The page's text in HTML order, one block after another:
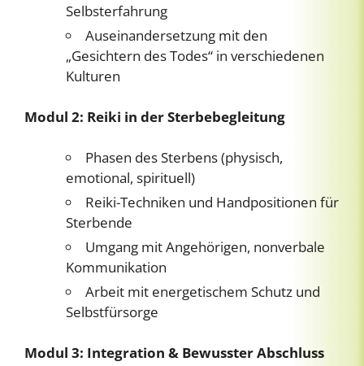
Selbsterfahrung
Auseinandersetzung mit den
„Gesichtern des Todes“ in verschiedenen
Kulturen
Modul 2: Reiki in der Sterbebegleitung
Phasen des Sterbens (physisch,
emotional, spirituell)
Reiki-Techniken und Handpositionen für
Sterbende
Umgang mit Angehörigen, nonverbale
Kommunikation
Arbeit mit energetischem Schutz und
Selbstfürsorge
Modul 3: Integration & Bewusster Abschluss